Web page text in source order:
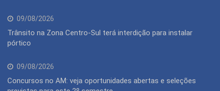
09/08/2026
Trânsito na Zona Centro-Sul terá interdição para instalar
pórtico
09/08/2026
Concursos no AM: veja oportunidades abertas e seleções